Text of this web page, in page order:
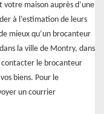
votre maison auprès d’une
à l’estimation de leurs
mieux qu’un brocanteur
la ville de Montry, dans
contacter le brocanteur
biens. Pour le
un courrier